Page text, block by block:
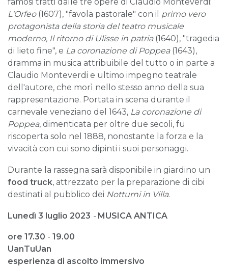
famosi tratti dalle tre opere di Claudio Monteverdi:
L'Orfeo(1607), "favola pastorale" con il primo vero
protagonista della storia del teatro musicale
moderno, Il ritorno di Ulisse in patria(1640), "tragedia
di lieto fine", e La coronazione di Poppea(1643),
dramma in musica attribuibile del tutto o in parte a
Claudio Monteverdi e ultimo impegno teatrale
dell'autore, che morì nello stesso anno della sua
rappresentazione. Portata in scena durante il
carnevale veneziano del 1643, La coronazione di
Poppea, dimenticata per oltre due secoli, fu
riscoperta solo nel 1888, nonostante la forza e la
vivacità con cui sono dipinti i suoi personaggi.
Durante la rassegna sarà disponibile in giardino un
food truck, attrezzato per la preparazione di cibi
destinati al pubblico dei Notturni in Villa.
Lunedì 3 luglio 2023 -MUSICA ANTICA
ore 17.30 - 19.00
UanTuUan
esperienza di ascolto immersivo